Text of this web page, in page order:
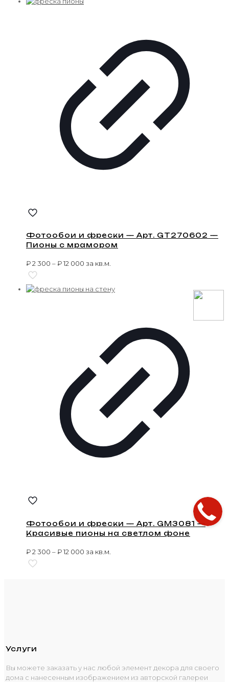
Фотообои и фрески — Арт. GT270602 —
Пионы с мрамором
₽2 300 –₽12 000 за кв.м.
Фотообои и фрески — Арт. GM3081 —
Красивые пионы на светлом фоне
₽2 300 –₽12 000 за кв.м.
Услуги
Вы можете заказать у нас любой элемент декора для своего
дома с нанесенным изображением из авторской галереи